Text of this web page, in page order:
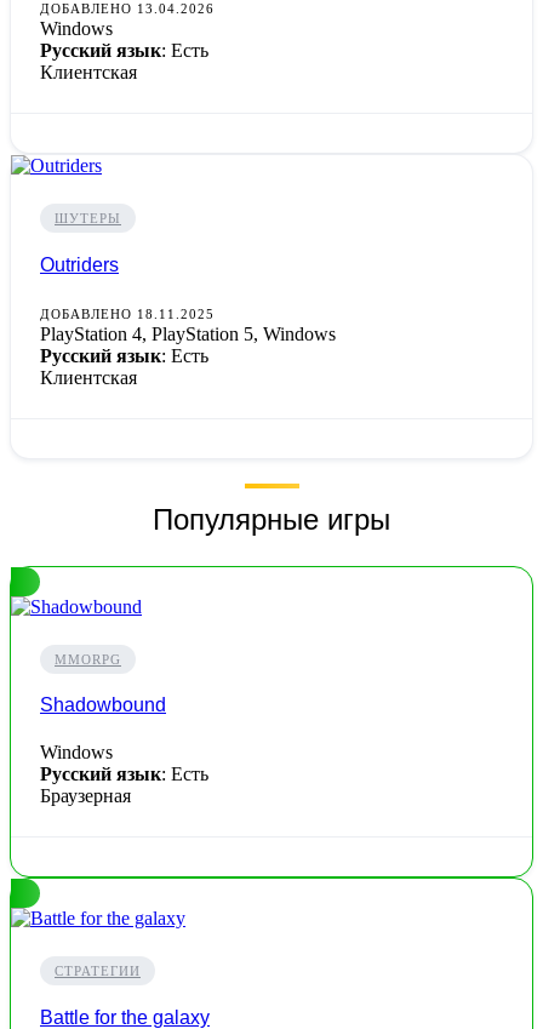
ДОБАВЛЕНО 13.04.2026
Windows
Русский язык: Есть
Клиентская
ШУТЕРЫ
Outriders
ДОБАВЛЕНО 18.11.2025
PlayStation 4, PlayStation 5, Windows
Русский язык: Есть
Клиентская
Популярные игры
MMORPG
Shadowbound
Windows
Русский язык: Есть
Браузерная
СТРАТЕГИИ
Battle for the galaxy